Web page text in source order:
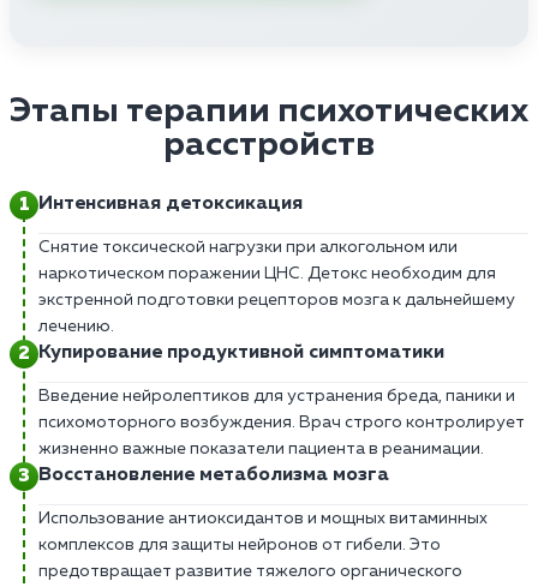
Этапы терапии психотических
расстройств
Интенсивная детоксикация
Снятие токсической нагрузки при алкогольном или
наркотическом поражении ЦНС. Детокс необходим для
экстренной подготовки рецепторов мозга к дальнейшему
лечению.
Купирование продуктивной симптоматики
Введение нейролептиков для устранения бреда, паники и
психомоторного возбуждения. Врач строго контролирует
жизненно важные показатели пациента в реанимации.
Восстановление метаболизма мозга
Использование антиоксидантов и мощных витаминных
комплексов для защиты нейронов от гибели. Это
предотвращает развитие тяжелого органического